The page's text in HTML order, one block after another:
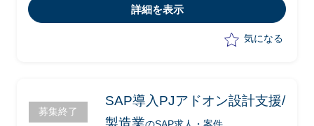
設置されたゲートなど）の刷新PJの以下
支援
-テスト計画の策定(どのようなテストを
詳細を表示
気になる
募集終了
SAP導入PJアドオン設計支援/
製造業